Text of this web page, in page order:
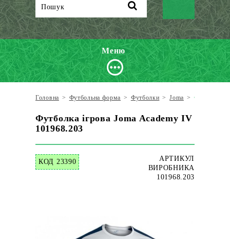
Меню
Головна > Футбольна форма > Футболки > Joma > Футболка
Футболка ігрова Joma Academy IV
101968.203
КОД 23390
АРТИКУЛ
ВИРОБНИКА
101968.203